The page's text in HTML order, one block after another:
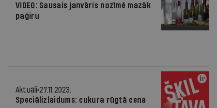
VIDEO: Sausais janvāris nozīmē mazāk
paģiru
Aktuāli 27.11.2023.
Speciālizlaidums: cukura rūgtā cena